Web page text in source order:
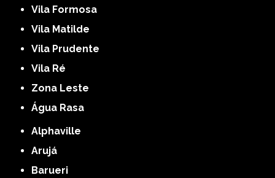
Vila Formosa
Vila Matilde
Vila Prudente
Vila Ré
Zona Leste
Água Rasa
Alphaville
Arujá
Barueri